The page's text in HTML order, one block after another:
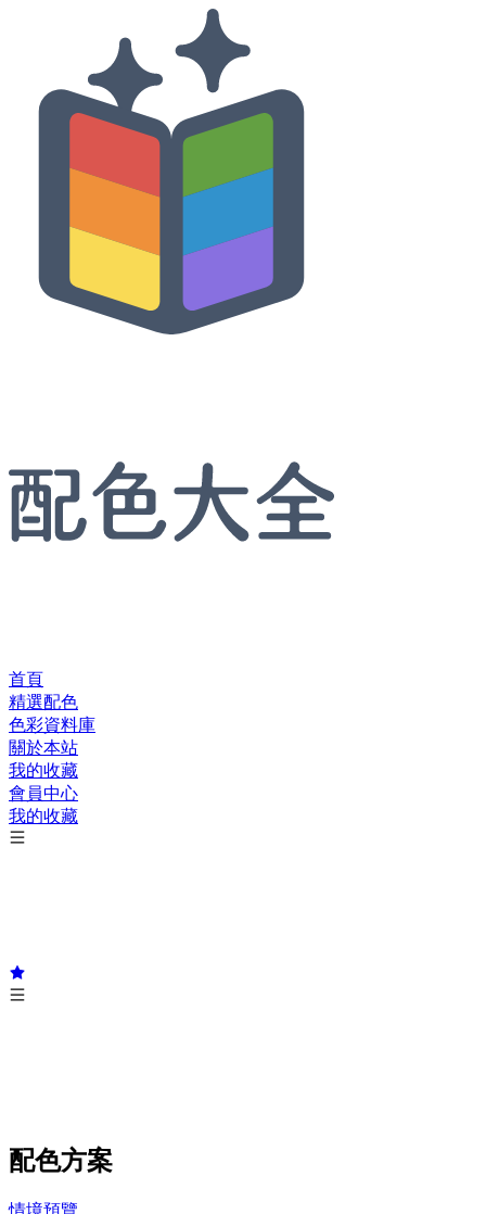
首頁
精選配色
色彩資料庫
關於本站
我的收藏
會員中心
我的收藏
配色方案
情境預覽